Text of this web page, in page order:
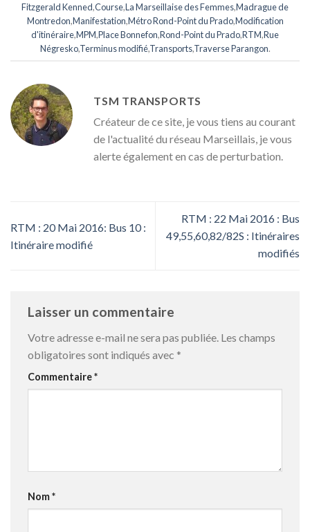
Fitzgerald Kenned,Course,La Marseillaise des Femmes,Madrague de
Montredon,Manifestation,Métro Rond-Point du Prado,Modification
d'itinéraire,MPM,Place Bonnefon,Rond-Point du Prado,RTM,Rue
Négresko,Terminus modifié,Transports,Traverse Parangon.
TSM TRANSPORTS
Créateur de ce site, je vous tiens au courant
de l'actualité du réseau Marseillais, je vous
alerte également en cas de perturbation.
RTM : 20 Mai 2016: Bus 10 :
Itinéraire modifié
RTM : 22 Mai 2016 : Bus
49,55,60,82/82S : Itinéraires
modifiés
Laisser un commentaire
Votre adresse e-mail ne sera pas publiée. Les champs
obligatoires sont indiqués avec *
Commentaire*
Nom*